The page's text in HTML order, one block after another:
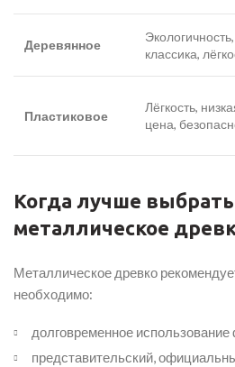
Деревянное
Экологичность,
классика,
Пластиковое
Лёгкость,
цена,
Когда лучше выбрать
металлическое
Металлическое древко
необходимо:
долговременное использование
представительский,